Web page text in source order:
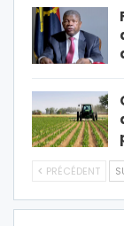
PRÉCÉDENT